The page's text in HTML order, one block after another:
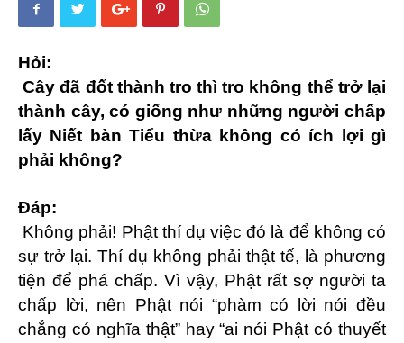
Hỏi:
Cây đã đốt thành tro thì tro không thể trở lại
thành cây, có giống như những người chấp
lấy Niết bàn Tiểu thừa không có ích lợi gì
phải không?
Đáp:
Không phải! Phật thí dụ việc đó là để không có
sự trở lại. Thí dụ không phải thật tế, là phương
tiện để phá chấp. Vì vậy, Phật rất sợ người ta
chấp lời, nên Phật nói “phàm có lời nói đều
chẳng có nghĩa thật” hay “ai nói Phật có thuyết